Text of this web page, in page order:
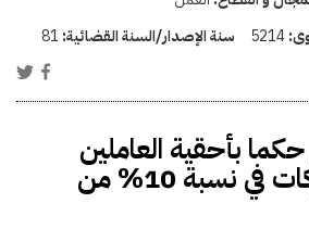
5214 سنة الإصدار/السنة القضائية: 81
بأحقية العاملين
بإحدى الشركات في نسبة 10% من